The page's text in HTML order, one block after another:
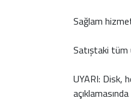
Sağlam
Satıştaki tüm
UYARI: Disk,